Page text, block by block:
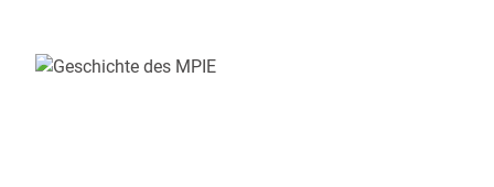
Expertennetzwerkes. Es hat sich nunmehr von einem